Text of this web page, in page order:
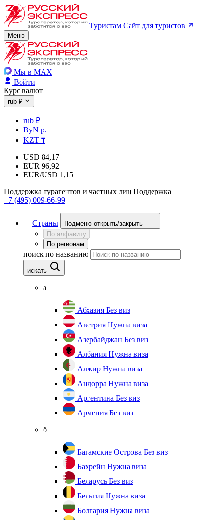
Туристам Сайт для туристов
Меню
Мы в MAX
Войти
Курс валют
rub ₽
rub ₽
ByN р.
KZT ₸
USD 84,17
EUR 96,92
EUR/USD 1,15
Поддержка турагентов и частных лиц Поддержка
+7 (495) 009-66-99
Страны
Подменю открыть/закрыть
По алфавиту
По регионам
поиск по названию
искать
а
Абхазия Без виз
Австрия Нужна виза
Азербайджан Без виз
Албания Нужна виза
Алжир Нужна виза
Андорра Нужна виза
Аргентина Без виз
Армения Без виз
б
Багамские Острова Без виз
Бахрейн Нужна виза
Беларусь Без виз
Бельгия Нужна виза
Болгария Нужна виза